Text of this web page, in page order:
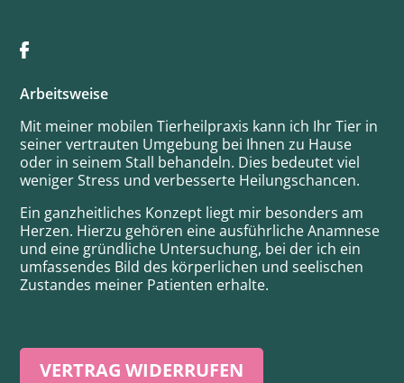
Arbeitsweise
Mit meiner mobilen Tierheilpraxis kann ich Ihr Tier in
seiner vertrauten Umgebung bei Ihnen zu Hause
oder in seinem Stall behandeln. Dies bedeutet viel
weniger Stress und verbesserte Heilungschancen.
Ein ganzheitliches Konzept liegt mir besonders am
Herzen. Hierzu gehören eine ausführliche Anamnese
und eine gründliche Untersuchung, bei der ich ein
umfassendes Bild des körperlichen und seelischen
Zustandes meiner Patienten erhalte.
VERTRAG WIDERRUFEN